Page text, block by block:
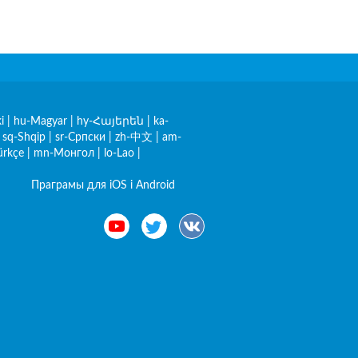
hu-Magyar hy-Հայերեն
ka-
sq-Shqip sr-Српски zh-中文
am-
mn-Монгол lo-Lao
Праграмы для iOS і Android